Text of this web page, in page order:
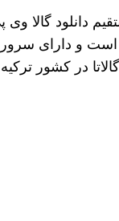
دانلود گالا
است و دارای
در کشور